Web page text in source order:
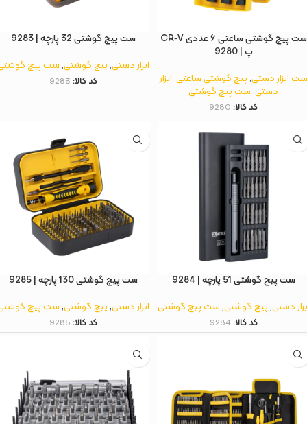
ست پیچ‌ گوشتی ساعتی ۶ عددی CR‑V
پ | 9280
ست ابزار دستی,پیچ گوشتی ساعتی,ابزار
دستی,ست پیچ گوشتی
کد کالا: 9280
ست پیچ گوشتی 32 پارچه | 9283
ابزار دستی,پیچ گوشتی,ست پیچ
کد کالا: 9283
ست پیچ گوشتی 51 پارچه | 9284
دستی,پیچ گوشتی,ست پیچ گوشتی
کد کالا: 9284
ست پیچ گوشتی 130 پارچه | 9285
ابزار دستی,پیچ گوشتی,ست پیچ
کد کالا: 9285